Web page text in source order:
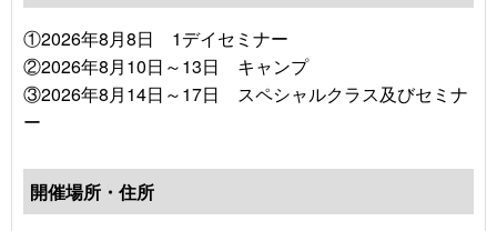
①2026年8月8日 1デイセミナー
②2026年8月10日～13日 キャンプ
③2026年8月14日～17日 スペシャルクラス及びセミナ
ー
開催場所・住所